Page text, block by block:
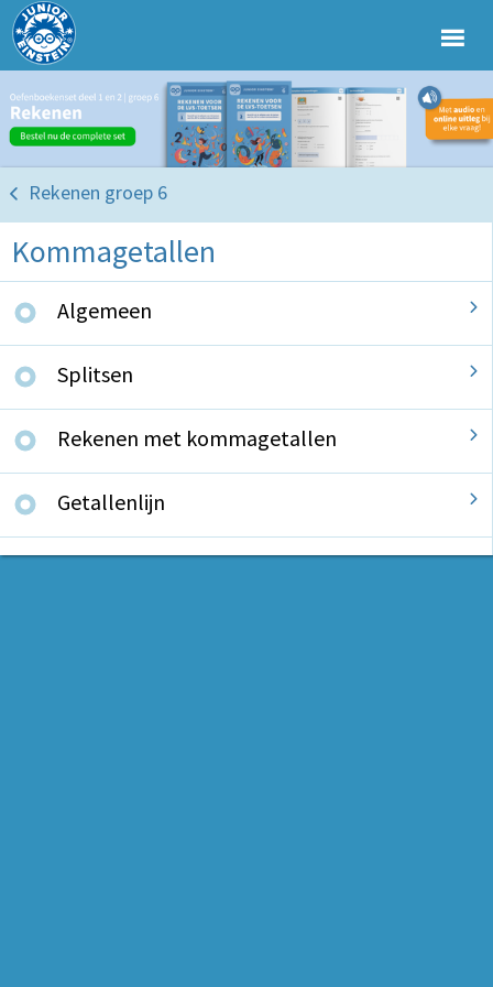
Rekenen groep 6
Kommagetallen
Algemeen
Splitsen
Rekenen met kommagetallen
Getallenlijn